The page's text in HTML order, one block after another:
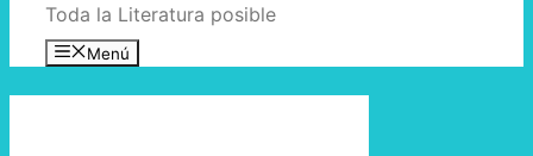
Toda la Literatura posible
Menú